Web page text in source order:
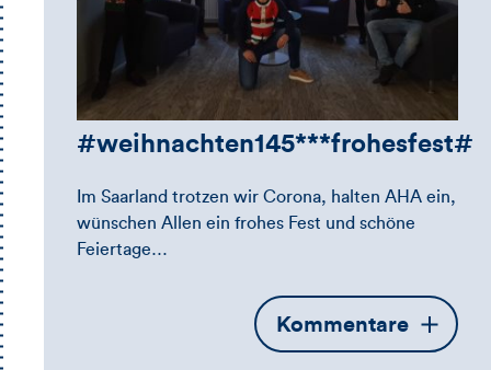
#weihnachten145***frohesfest#
Im Saarland trotzen wir Corona, halten AHA ein,
wünschen Allen ein frohes Fest und schöne
Feiertage…
Öffnet
die
Kommentare